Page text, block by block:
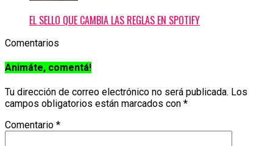
EL SELLO QUE CAMBIA LAS REGLAS EN SPOTIFY
Comentarios
Animáte, comentá!
Tu dirección de correo electrónico no será publicada. Los
campos obligatorios están marcados con *
Comentario *